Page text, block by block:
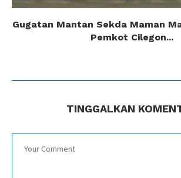
Gugatan Mantan Sekda Maman
Pemkot Cilegon...
TINGGALKAN